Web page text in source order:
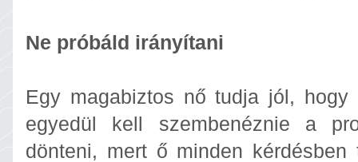
Ne próbáld irányítani
Egy magabiztos nő tudja jól,
egyedül kell szembenéznie a
dönteni, mert ő minden